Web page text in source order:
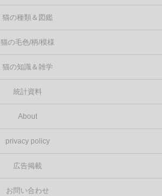
猫の種類＆図鑑
猫の毛色/柄/模様
猫の知識＆雑学
統計資料
About
privacy policy
広告掲載
お問い合わせ